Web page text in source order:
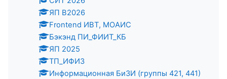
ЯП В2026
Frontend ИВТ, МОАИС
Бэкэнд ПИ_ФИИТ_КБ
ЯП 2025
ТП_ИФИЗ
Информационная БиЗИ (группы 421, 441)